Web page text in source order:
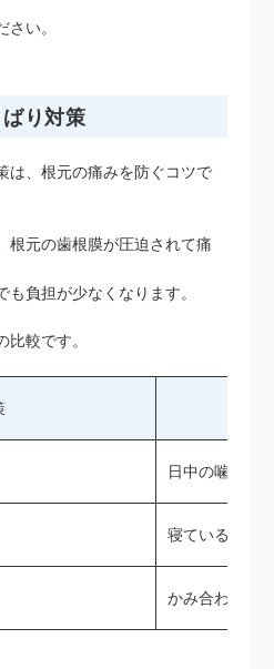
い。
り対策
は、根元の痛みを防ぐコツで
根元の歯根膜が圧迫されて痛
負担が少なくなります。
較です。
日中の噛みし
寝ている間の
かみ合わせの